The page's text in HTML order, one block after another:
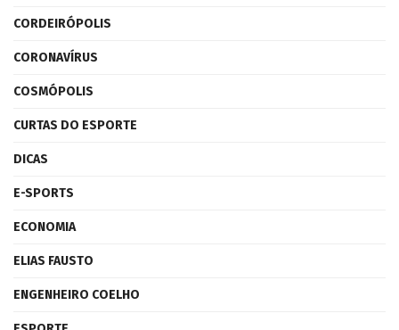
CORDEIRÓPOLIS
CORONAVÍRUS
COSMÓPOLIS
CURTAS DO ESPORTE
DICAS
E-SPORTS
ECONOMIA
ELIAS FAUSTO
ENGENHEIRO COELHO